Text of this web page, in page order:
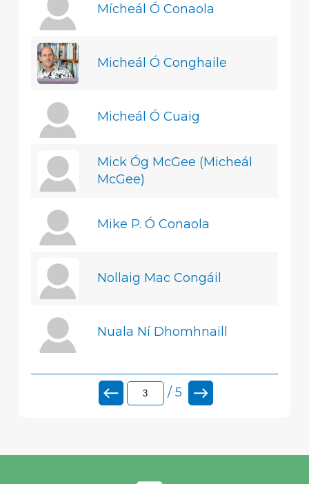
Mícheál Ó Conaola
Micheál Ó Conghaile
Micheál Ó Cuaig
Mick Óg McGee (Micheál
McGee)
Mike P. Ó Conaola
Nollaig Mac Congáil
Nuala Ní Dhomhnaill
/ 5